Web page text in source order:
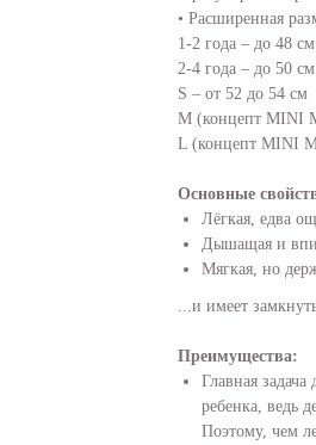
• Расширенная
1-2 года – до 48 см
2-4 года – до 50 см
S – от 52 до 54 см
M (концепт MINI
L (концепт MINI
Основные
Лёгкая, едва
Дышащая и
Мягкая, но
...и имеет
Преимущества:
Главная задача
ребенка, ведь
Поэтому, чем